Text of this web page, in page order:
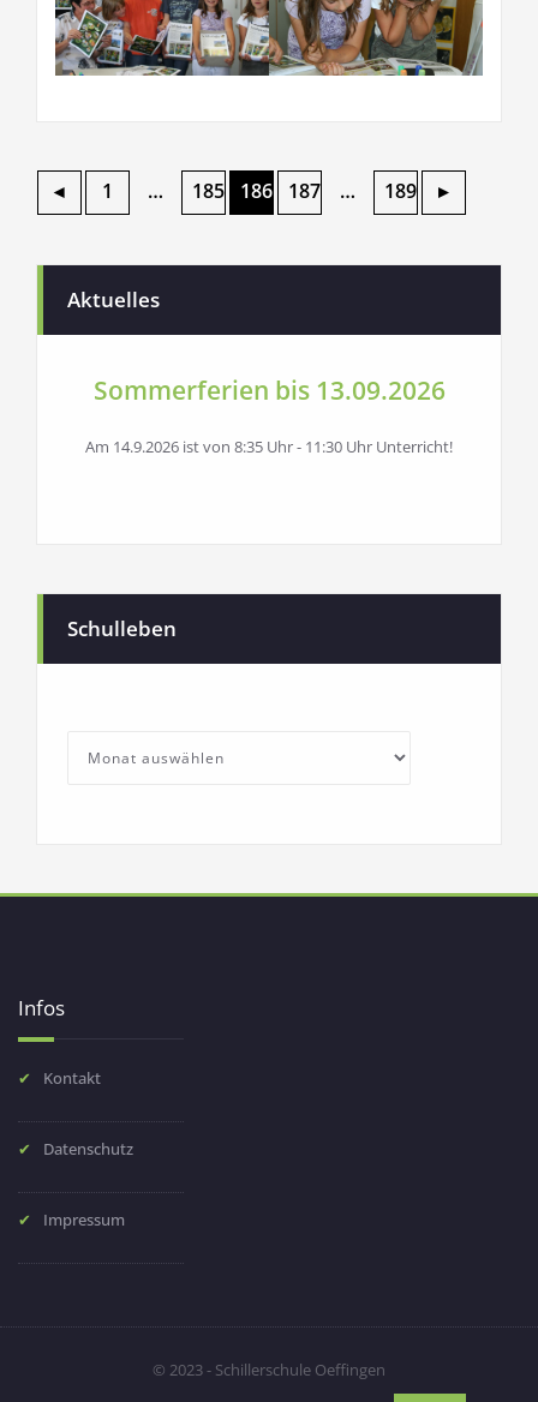
Seitennummerierung
der
Beiträge
◂ 1 … 185 186 187 … 189 ▸
Aktuelles
Sommerferien bis 13.09.2026
Am 14.9.2026 ist von 8:35 Uhr - 11:30 Uhr Unterricht!
Schulleben
Infos
Kontakt
Datenschutz
Impressum
© 2023 - Schillerschule Oeffingen